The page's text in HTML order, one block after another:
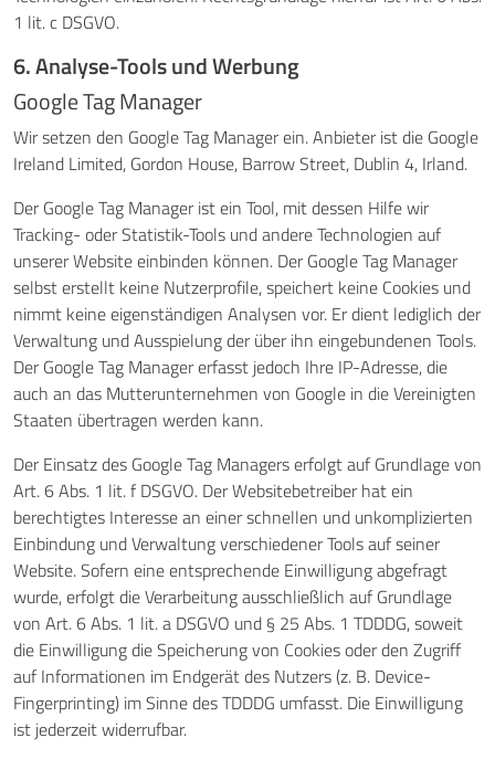
1 lit. c DSGVO.
6. Analyse-Tools und Werbung
Google Tag Manager
Wir setzen den Google Tag Manager ein. Anbieter ist die Google
Ireland Limited, Gordon House, Barrow Street, Dublin 4, Irland.
Der Google Tag Manager ist ein Tool, mit dessen Hilfe wir
Tracking- oder Statistik-Tools und andere Technologien auf
unserer Website einbinden können. Der Google Tag Manager
selbst erstellt keine Nutzerprofile, speichert keine Cookies und
nimmt keine eigenständigen Analysen vor. Er dient lediglich der
Verwaltung und Ausspielung der über ihn eingebundenen Tools.
Der Google Tag Manager erfasst jedoch Ihre IP-Adresse, die
auch an das Mutterunternehmen von Google in die Vereinigten
Staaten übertragen werden kann.
Der Einsatz des Google Tag Managers erfolgt auf Grundlage von
Art. 6 Abs. 1 lit. f DSGVO. Der Websitebetreiber hat ein
berechtigtes Interesse an einer schnellen und unkomplizierten
Einbindung und Verwaltung verschiedener Tools auf seiner
Website. Sofern eine entsprechende Einwilligung abgefragt
wurde, erfolgt die Verarbeitung ausschließlich auf Grundlage
von Art. 6 Abs. 1 lit. a DSGVO und § 25 Abs. 1 TDDDG, soweit
die Einwilligung die Speicherung von Cookies oder den Zugriff
auf Informationen im Endgerät des Nutzers (z. B. Device-
Fingerprinting) im Sinne des TDDDG umfasst. Die Einwilligung
ist jederzeit widerrufbar.